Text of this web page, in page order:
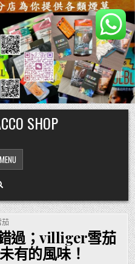
SHOP
MENU
茄
過；villiger雪茄
有的風味！